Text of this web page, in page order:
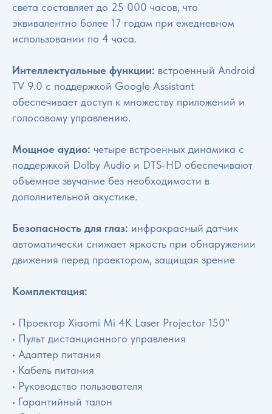
света составляет до 25 000 часов, что
эквивалентно более 17 годам при ежедневном
использовании по 4 часа.
Интеллектуальные функции: встроенный Android
TV 9.0 с поддержкой Google Assistant
обеспечивает доступ к множеству приложений и
голосовому управлению.
Мощное аудио: четыре встроенных динамика с
поддержкой Dolby Audio и DTS-HD обеспечивают
объемное звучание без необходимости в
дополнительной акустике.
Безопасность для глаз: инфракрасный датчик
автоматически снижает яркость при обнаружении
движения перед проектором, защищая зрение
Комплектация:
• Проектор Xiaomi Mi 4K Laser Projector 150"
• Пульт дистанционного управления
• Адаптер питания
• Кабель питания
• Руководство пользователя
• Гарантийный талон